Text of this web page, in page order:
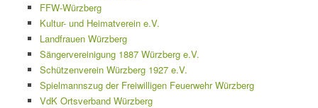
FFW-Würzberg
Kultur- und Heimatverein e.V.
Landfrauen Würzberg
Sängervereinigung 1887 Würzberg e.V.
Schützenverein Würzberg 1927 e.V.
Spielmannszug der Freiwilligen Feuerwehr Würzberg
VdK Ortsverband Würzberg